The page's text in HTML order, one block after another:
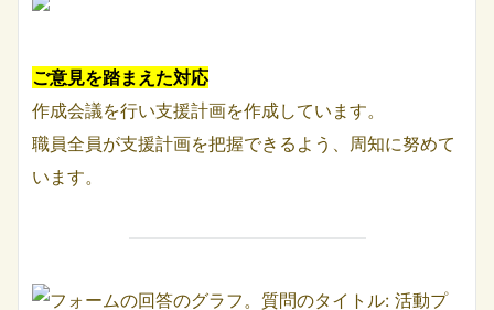
ご意見を踏まえた対応
作成会議を行い支援計画を作成しています。
職員全員が支援計画を把握できるよう、周知に努めて
います。